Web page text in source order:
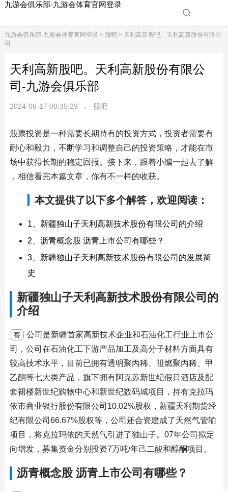
九游会俱乐部-九游会体育官网登录
九游会俱乐部-九游会体育官网登录> 股吧> 天利高新股吧。天利高新股份有限公
司
天利高新股吧。天利高新股份有限公
司-九游会俱乐部
2024-06-17 00:35:29 股吧
股票投资是一种需要长期持有的投资方式，投资者需要有
耐心和毅力，不断学习和调整自己的投资策略，才能在市
场中获得长期的稳定回报。接下来，跟着小编一起去了解
，相信看完本篇文章，你有不一样的收获。
本文提供了以下多个解答，欢迎阅读：
1、新疆独山子天利高新技术股份有限公司的介绍
2、沥青概念股 沥青上市公司有哪些？
3、新疆独山子天利高新技术股份有限公司的发展简
史
新疆独山子天利高新技术股份有限公司的
介绍
答
公司是新疆首家高新技术企业和石油化工行业上市公
司，公司在石油化工下游产品加工及高分子材料方面具有
较高技术水平，目前已拥有透明聚丙稀、阻燃聚丙稀、甲
乙酮等七大类产品，旗下拥有阿克苏新世纪假日酒店及配
套裙楼新世纪购物中心和新世纪数码城项目，持有克拉玛
依市商业银行股份有限公司10.02%股权，新疆天利期货经
纪有限公司66.67%股权等，公司还合资建成了天然气管输
项目，将克拉玛依的天然气引进了独山子。07年公司拟定
向增发，募集资金分别投资7万吨/年己二酸和醇酮项目。
沥青概念股 沥青上市公司有哪些？